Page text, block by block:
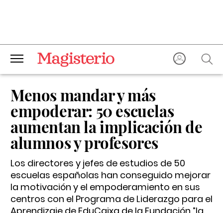
Menos mandar y más
empoderar: 50 escuelas
aumentan la implicación de
alumnos y profesores
Los directores y jefes de estudios de 50
escuelas españolas han conseguido mejorar
la motivación y el empoderamiento en sus
centros con el Programa de Liderazgo para el